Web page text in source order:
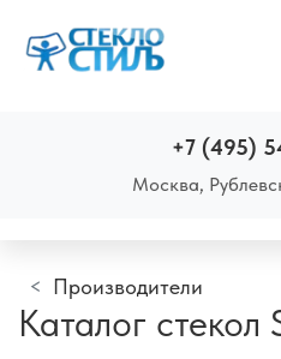
+7 (495)
Москва,
Производители
Каталог стекол